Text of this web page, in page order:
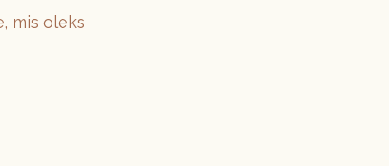
mis oleks